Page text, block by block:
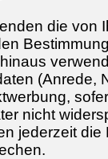
die von
(Anrede,
nicht
jederzeit